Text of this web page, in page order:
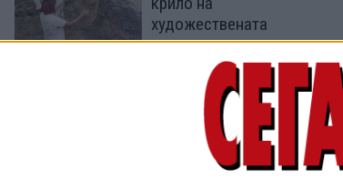
художествената
академия
11 Авг. 2025
Няма реставратори и
ателиета за римската
статуя от Одесос